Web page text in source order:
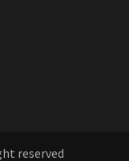
reserved